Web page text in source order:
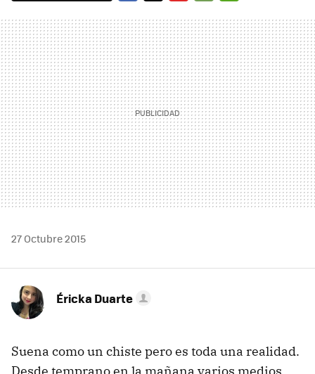
MAIL
27 Octubre 2015
Éricka Duarte
Suena como un chiste pero es toda una realidad.